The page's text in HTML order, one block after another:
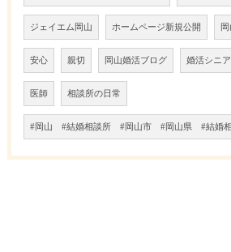
ジェイエム岡山 ホームページ新規公開 岡
安心 親切 岡山婚活ブログ 婚活シニア
医師 相談所の日常
#岡山 #結婚相談所 #岡山市 #岡山県 #結婚